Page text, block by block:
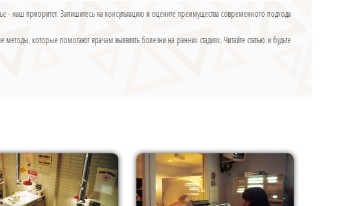
наш приоритет. Запишитесь на консультацию и оцените преимущества современного подхода
которые помогают врачам выявлять болезни на ранних стадиях. Читайте статью и будьте